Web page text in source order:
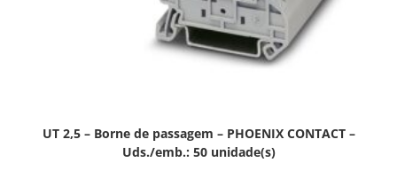
UT 2,5 – Borne de passagem – PHOENIX CONTACT –
Uds./emb.: 50 unidade(s)